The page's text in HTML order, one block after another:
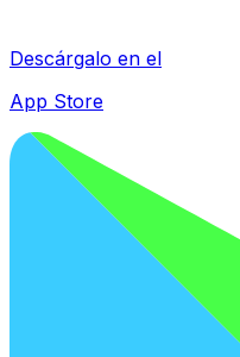
Descárgalo en el
App Store